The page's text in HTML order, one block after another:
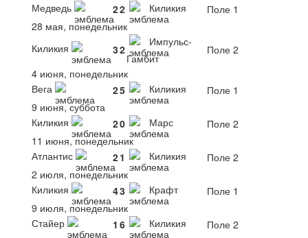
Медведь
22 Киликия
Поле 1
28 мая, понедельник
Киликия
32
Импульс-
Гамбит
Поле 2
4 июня, понедельник
Вега
25 Киликия
Поле 1
9 июня, суббота
Киликия
20 Марс
Поле 2
11 июня, понедельник
Атлантис
21 Киликия
Поле 2
2 июля, понедельник
Киликия
43 Крафт
Поле 1
9 июля, понедельник
Стайер
1 6 Киликия
Поле 2